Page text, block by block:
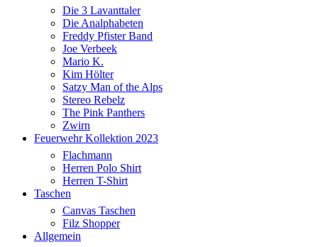
Die 3 Lavanttaler
Die Analphabeten
Freddy Pfister Band
Joe Verbeek
Mario K.
Kim Hölter
Satzy Man of the Alps
Stereo Rebelz
The Pink Panthers
Zwirn
Feuerwehr Kollektion 2023
Flachmann
Herren Polo Shirt
Herren T-Shirt
Taschen
Canvas Taschen
Filz Shopper
Allgemein